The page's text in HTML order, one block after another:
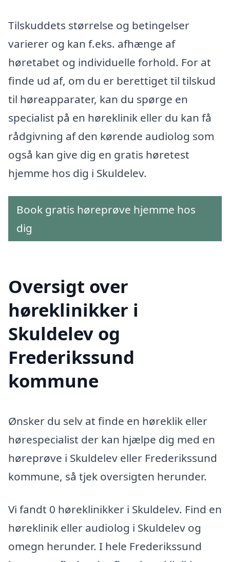
Tilskuddets størrelse og betingelser
varierer og kan f.eks. afhænge af
høretabet og individuelle forhold. For at
finde ud af, om du er berettiget til tilskud
til høreapparater, kan du spørge en
specialist på en høreklinik eller du kan få
rådgivning af den kørende audiolog som
også kan give dig en gratis høretest
hjemme hos dig i Skuldelev.
Book gratis høreprøve hjemme hos
dig
Oversigt over
høreklinikker i
Skuldelev og
Frederikssund
kommune
Ønsker du selv at finde en høreklik eller
hørespecialist der kan hjælpe dig med en
høreprøve i Skuldelev eller Frederikssund
kommune, så tjek oversigten herunder.
Vi fandt 0 høreklinikker i Skuldelev. Find en
høreklinik eller audiolog i Skuldelev og
omegn herunder. I hele Frederikssund